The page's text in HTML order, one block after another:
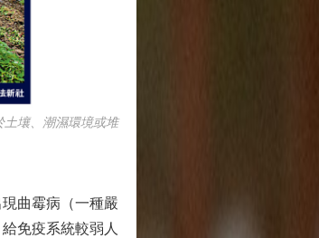
壤、潮濕環境或堆
曲霉病（一種嚴
免疫系統較弱人